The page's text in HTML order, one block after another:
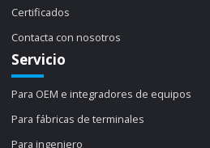
Certificados
Contacta con nosotros
Servicio
Para OEM e integradores de equipos
Para fábricas de terminales
Para ingeniero